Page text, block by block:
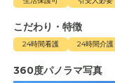
こだわり・特徴
24時間看護 24時間介護
360度パノラマ写真